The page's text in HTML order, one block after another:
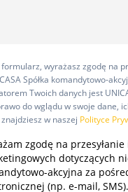
formularz, wyrażasz zgodę na
Spółka komandytowo-
Twoich danych jest
do wglądu w swoje dane,
znajdziesz w naszej Polityce
zgodę na
dotyczących
akcyjna za
(np. e-mail, SMS).